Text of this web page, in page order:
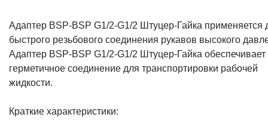
Адаптер BSP-BSP G1/2-G1/2 Штуцер-Гайка применяется
быстрого резьбового соединения рукавов высокого
Адаптер BSP-BSP G1/2-G1/2 Штуцер-Гайка обеспечивает
герметичное соединение для транспортировки рабочей
жидкости.
Краткие характеристики: